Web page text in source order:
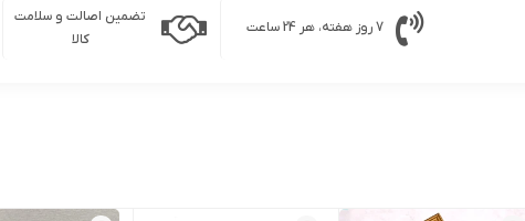
7 روز هفته، هر 24 ساعت
تضمین اصالت و سلامت
کالا